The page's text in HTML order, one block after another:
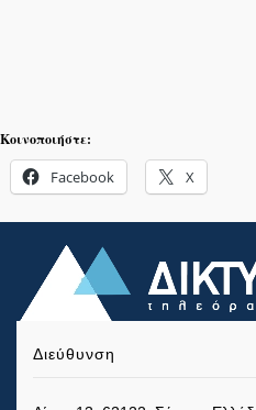
Κοινοποιήστε:
Facebook X
Διεύθυνση